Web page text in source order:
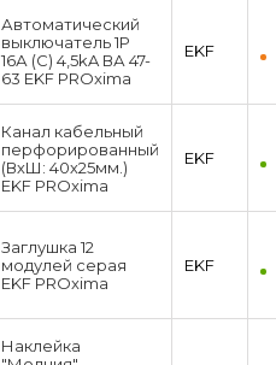
Автоматический
выключатель 1P
16А (C) 4,5kA ВА 47-
63 EKF PROxima
EKF
Канал кабельный
перфорированный
(ВхШ: 40х25мм.)
EKF PROxima
EKF
Заглушка 12
модулей серая
EKF PROxima
EKF
Наклейка